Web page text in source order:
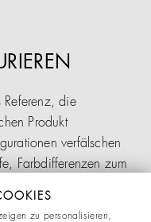
Referenz, die
Produkt
verfälschen
Farbdifferenzen zum
zu personalisieren,